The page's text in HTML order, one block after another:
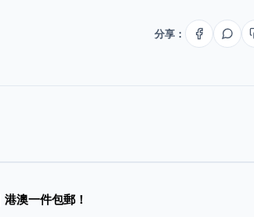
分享：
港澳一件包郵！